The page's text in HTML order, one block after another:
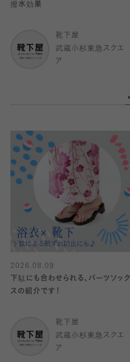
撥水効果
靴下屋
武蔵小杉東急スクエ
ア
2026.08.09
下駄にも合わせられる、パーツソック
スの紹介です！
靴下屋
武蔵小杉東急スクエ
ア